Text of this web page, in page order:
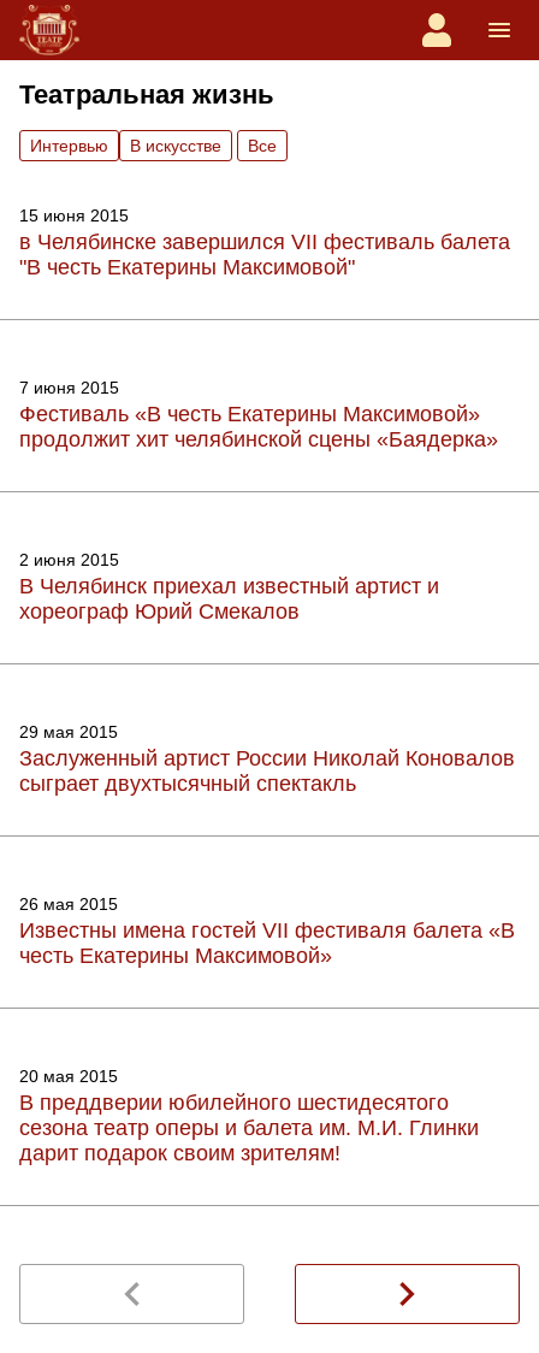
Театральная жизнь
Интервью В искусстве Вce
15 июня 2015
в Челябинске завершился VII фестиваль балета
"В честь Екатерины Максимовой"
7 июня 2015
Фестиваль «В честь Екатерины Максимовой»
продолжит хит челябинской сцены «Баядерка»
2 июня 2015
В Челябинск приехал известный артист и
хореограф Юрий Смекалов
29 мая 2015
Заслуженный артист России Николай Коновалов
сыграет двухтысячный спектакль
26 мая 2015
Известны имена гостей VII фестиваля балета «В
честь Екатерины Максимовой»
20 мая 2015
В преддверии юбилейного шестидесятого
сезона театр оперы и балета им. М.И. Глинки
дарит подарок своим зрителям!
navigate_before navigate_next